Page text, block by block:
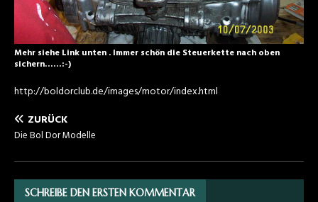
Mehr siehe Link unten . Immer schön die Steuerkette nach oben
sichern……:-)
http://boldorclub.de/images/motor/index.html
ZURÜCK
Die Bol Dor Modelle
SCHREIBE DEN ERSTEN KOMMENTAR